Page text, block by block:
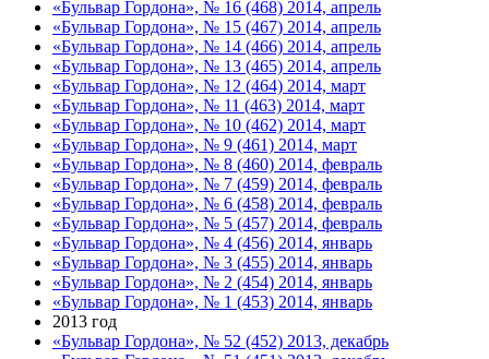
«Бульвар Гордона», № 16 (468) 2014, апрель
«Бульвар Гордона», № 15 (467) 2014, апрель
«Бульвар Гордона», № 14 (466) 2014, апрель
«Бульвар Гордона», № 13 (465) 2014, апрель
«Бульвар Гордона», № 12 (464) 2014, март
«Бульвар Гордона», № 11 (463) 2014, март
«Бульвар Гордона», № 10 (462) 2014, март
«Бульвар Гордона», № 9 (461) 2014, март
«Бульвар Гордона», № 8 (460) 2014, февраль
«Бульвар Гордона», № 7 (459) 2014, февраль
«Бульвар Гордона», № 6 (458) 2014, февраль
«Бульвар Гордона», № 5 (457) 2014, февраль
«Бульвар Гордона», № 4 (456) 2014, январь
«Бульвар Гордона», № 3 (455) 2014, январь
«Бульвар Гордона», № 2 (454) 2014, январь
«Бульвар Гордона», № 1 (453) 2014, январь
2013 год
«Бульвар Гордона», № 52 (452) 2013, декабрь